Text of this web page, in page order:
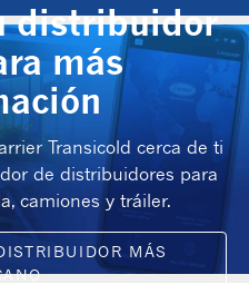
distribuidor
más
Transicold cerca de ti
de distribuidores para
camiones y tráiler.
MÁS